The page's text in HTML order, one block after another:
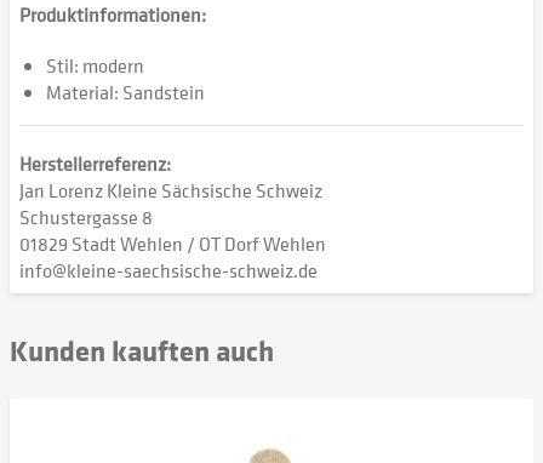
Produktinformationen:
Stil: modern
Material: Sandstein
Herstellerreferenz:
Jan Lorenz Kleine Sächsische Schweiz
Schustergasse 8
01829 Stadt Wehlen / OT Dorf Wehlen
info@kleine-saechsische-schweiz.de
Kunden kauften auch